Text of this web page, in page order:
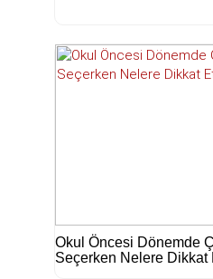
Okul Öncesi Dönemde
Seçerken Nelere Dikkat